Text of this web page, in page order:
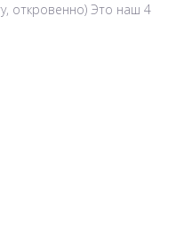
откровенно) Это наш 4